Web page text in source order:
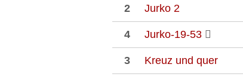
2 Jurko 2
4 Jurko-19-53
3 Kreuz und quer